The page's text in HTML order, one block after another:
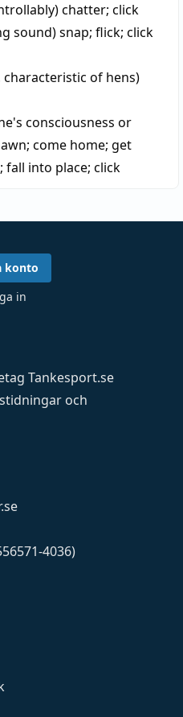
chatter; click
sound)snap; flick; click
of hens)
consciousness or
; come home; get
; fall into place; click
Tankesport.se
och
4036)
konto
in